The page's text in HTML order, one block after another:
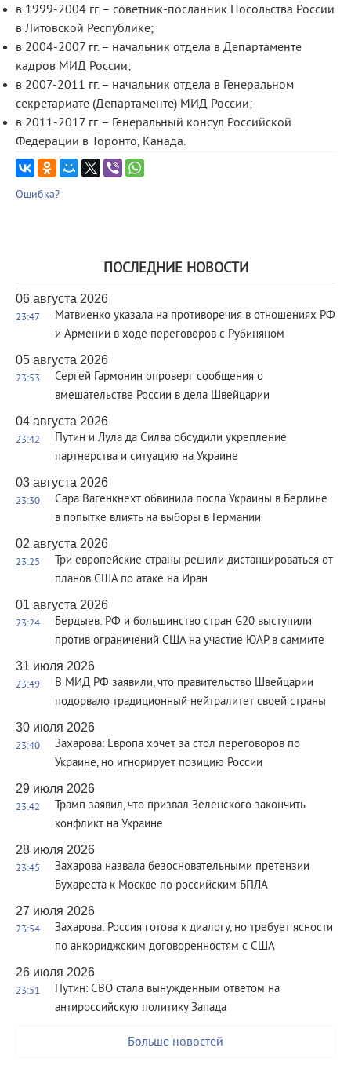
в 1999-2004 гг. – советник-посланник Посольства России
в Литовской Республике;
в 2004-2007 гг. – начальник отдела в Департаменте
кадров МИД России;
в 2007-2011 гг. – начальник отдела в Генеральном
секретариате (Департаменте) МИД России;
в 2011-2017 гг. – Генеральный консул Российской
Федерации в Торонто, Канада.
Ошибка?
ПОСЛЕДНИЕ НОВОСТИ
06 августа 2026
23:47
Матвиенко указала на противоречия в отношениях РФ
и Армении в ходе переговоров с Рубиняном
05 августа 2026
23:53
Сергей Гармонин опроверг сообщения о
вмешательстве России в дела Швейцарии
04 августа 2026
23:42
Путин и Лула да Силва обсудили укрепление
партнерства и ситуацию на Украине
03 августа 2026
23:30
Сара Вагенкнехт обвинила посла Украины в Берлине
в попытке влиять на выборы в Германии
02 августа 2026
23:25
Три европейские страны решили дистанцироваться от
планов США по атаке на Иран
01 августа 2026
23:24
Бердыев: РФ и большинство стран G20 выступили
против ограничений США на участие ЮАР в саммите
31 июля 2026
23:49
В МИД РФ заявили, что правительство Швейцарии
подорвало традиционный нейтралитет своей страны
30 июля 2026
23:40
Захарова: Европа хочет за стол переговоров по
Украине, но игнорирует позицию России
29 июля 2026
23:42
Трамп заявил, что призвал Зеленского закончить
конфликт на Украине
28 июля 2026
23:45
Захарова назвала безосновательными претензии
Бухареста к Москве по российским БПЛА
27 июля 2026
23:54
Захарова: Россия готова к диалогу, но требует ясности
по анкориджским договоренностям с США
26 июля 2026
23:51
Путин: СВО стала вынужденным ответом на
антироссийскую политику Запада
Больше новостей